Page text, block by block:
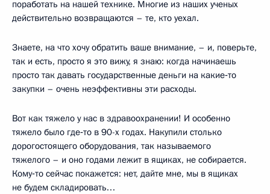
поработать на нашей технике. Многие из наших ученых
действительно возвращаются – те, кто уехал.
Знаете, на что хочу обратить ваше внимание, – и, поверьте,
так и есть, просто я это вижу, я знаю: когда начинаешь
просто так давать государственные деньги на какие‑то
закупки – очень неэффективны эти расходы.
Вот как тяжело у нас в здравоохранении! И особенно
тяжело было где‑то в 90-х годах. Накупили столько
дорогостоящего оборудования, так называемого
тяжелого – и оно годами лежит в ящиках, не собирается.
Кому‑то сейчас покажется: нет, дайте мне, мы в ящиках
не будем складировать…